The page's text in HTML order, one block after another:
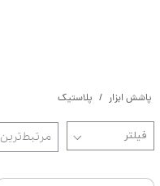
پاشش ابزار پلاستیک
مرتبط‌ترین